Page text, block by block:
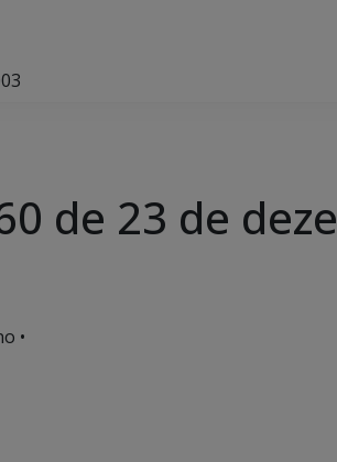
de 23 de
•